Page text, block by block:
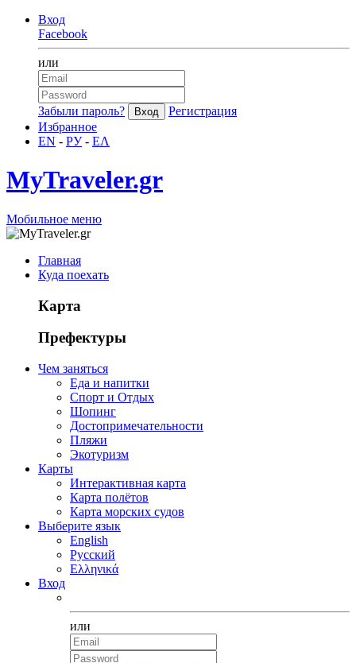
Вход
Facebook
или
Забыли пароль?
Регистрация
Избранное
EN - РУ- ΕΛ
MyTraveler.gr
Мобильное меню
Главная
Куда поехать
Карта
Префектуры
Чем заняться
Еда и напитки
Спорт и Отдых
Шопинг
Достопримечательности
Пляжи
Экотуризм
Карты
Интерактивная карта
Карта полётов
Карта морских судов
Выберите язык
English
Русский
Ελληνικά
Вход
или